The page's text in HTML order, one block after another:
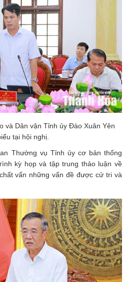
và Dân vận Tỉnh ủy Đào Xuân Yên
tại hội nghị.
Thường vụ Tỉnh ủy cơ bản thống
kỳ họp và tập trung thảo luận về
vấn những vấn đề được cử tri và